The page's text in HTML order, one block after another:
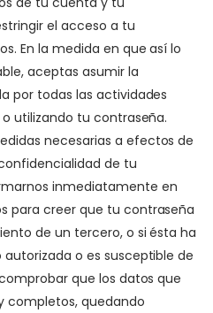
el acceso a tu
En la medida en que así lo
aceptas asumir la
por todas las actividades
utilizando tu contraseña.
necesarias a efectos de
de tu
inmediatamente en
para creer que tu contraseña
de un tercero, o si ésta ha
o es susceptible de
que los datos que
completos, quedando